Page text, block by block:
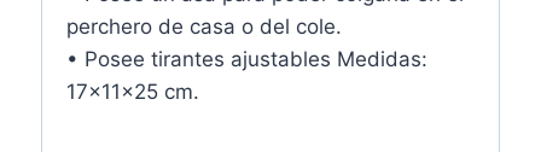
perchero de casa o del cole.
• Posee tirantes ajustables Medidas:
17x11x25 cm.